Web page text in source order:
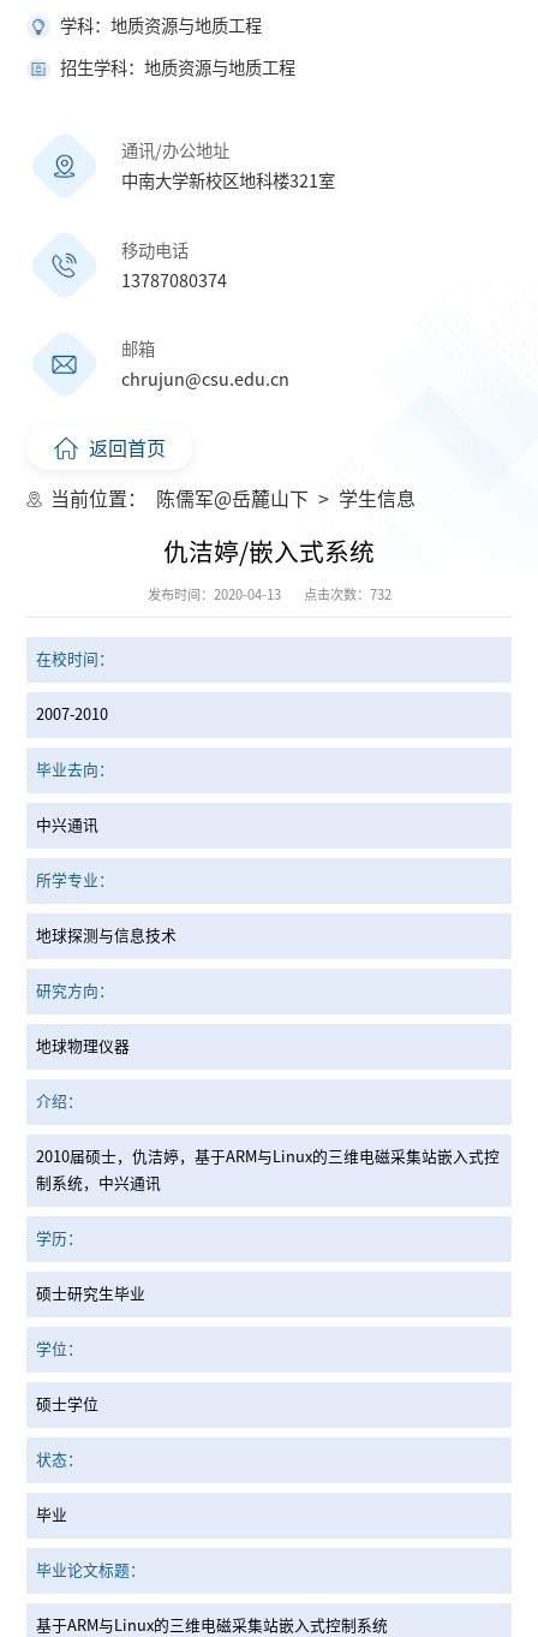
学科：地质资源与地质工程
招生学科：地质资源与地质工程
通讯/办公地址
中南大学新校区地科楼321室
移动电话
13787080374
邮箱
chrujun@csu.edu.cn
返回首页
当前位置： 陈儒军@岳麓山下 > 学生信息
仇洁婷/嵌入式系统
发布时间：2020-04-13 点击次数： 732
在校时间：
2007-2010
毕业去向：
中兴通讯
所学专业：
地球探测与信息技术
研究方向：
地球物理仪器
介绍：
2010届硕士，仇洁婷，基于ARM与Linux的三维电磁采集站嵌入式控
制系统，中兴通讯
学历：
硕士研究生毕业
学位：
硕士学位
状态：
毕业
毕业论文标题：
基于ARM与Linux的三维电磁采集站嵌入式控制系统